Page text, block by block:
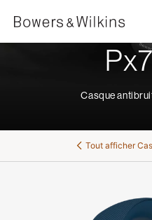
Casque
Tout afficher